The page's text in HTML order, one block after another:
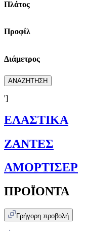
Πλάτος
Προφίλ
Διάμετρος
ΑΝΑΖΗΤΗΣΗ
']
ΕΛΑΣΤΙΚΑ
ΖΑΝΤΕΣ
ΑΜΟΡΤΙΣΕΡ
ΠΡΟΪΟΝΤΑ
Γρήγορη προβολή